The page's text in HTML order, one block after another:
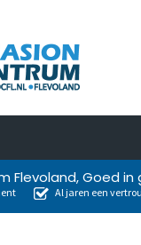
Flevoland, Goed in
Al jaren een